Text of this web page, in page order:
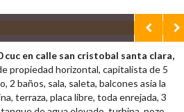
cuc en calle san cristobal santa clara,
propiedad horizontal, capitalista de 5
2 baños, sala, saleta, balcones asia la
terraza, placa libre, toda enrejada, 3